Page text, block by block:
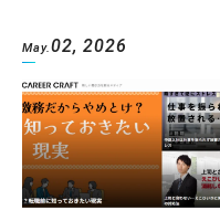
May.02, 2026